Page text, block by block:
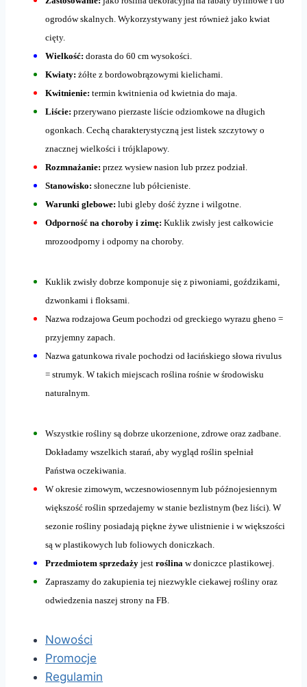
ogrodów skalnych. Wykorzystywany jest również jako kwiat
cięty.
Wielkość: dorasta do 60 cm wysokości.
Kwiaty: żółte z bordowobrązowymi kielichami.
Kwitnienie: termin kwitnienia od kwietnia do maja.
Liście: przerywano pierzaste liście odziomkowe na długich
ogonkach. Cechą charakterystyczną jest listek szczytowy o
znacznej wielkości i trójklapowy.
Rozmnażanie: przez wysiew nasion lub przez podział.
Stanowisko: słoneczne lub półcieniste.
Warunki glebowe: lubi gleby dość żyzne i wilgotne.
Odporność na choroby i zimę: Kuklik zwisły jest całkowicie
mrozoodporny i odporny na choroby.
Kuklik zwisły dobrze komponuje się z piwoniami, goździkami,
dzwonkami i floksami.
Nazwa rodzajowa Geum pochodzi od greckiego wyrazu gheno =
przyjemny zapach.
Nazwa gatunkowa rivale pochodzi od łacińskiego słowa rivulus
= strumyk. W takich miejscach roślina rośnie w środowisku
naturalnym.
Wszystkie rośliny są dobrze ukorzenione, zdrowe oraz zadbane.
Dokładamy wszelkich starań, aby wygląd roślin spełniał
Państwa oczekiwania.
W okresie zimowym, wczesnowiosennym lub późnojesiennym
większość roślin sprzedajemy w stanie bezlistnym (bez liści). W
sezonie rośliny posiadają piękne żywe ulistnienie i w większości
są w plastikowych lub foliowych doniczkach.
Przedmiotem sprzedaży jest roślina w doniczce plastikowej.
Zapraszamy do zakupienia tej niezwykle ciekawej rośliny oraz
odwiedzenia naszej strony na FB.
Nowości
Promocje
Regulamin